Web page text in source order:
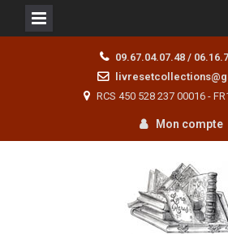
09.67.04.07.48 /
RCS 450 528 237 00016 -
Mon compte